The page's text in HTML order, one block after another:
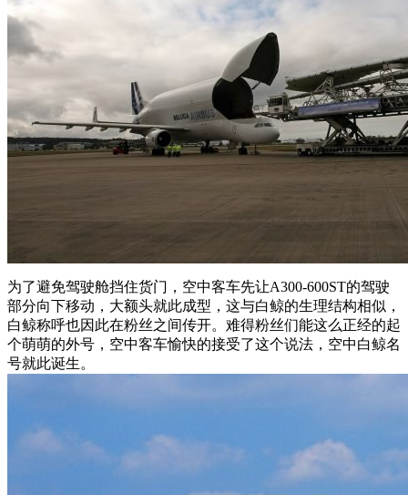
为了避免驾驶舱挡住货门，空中客车先让A300-600ST的驾驶
部分向下移动，大额头就此成型，这与白鲸的生理结构相似，
白鲸称呼也因此在粉丝之间传开。难得粉丝们能这么正经的起
个萌萌的外号，空中客车愉快的接受了这个说法，空中白鲸名
号就此诞生。